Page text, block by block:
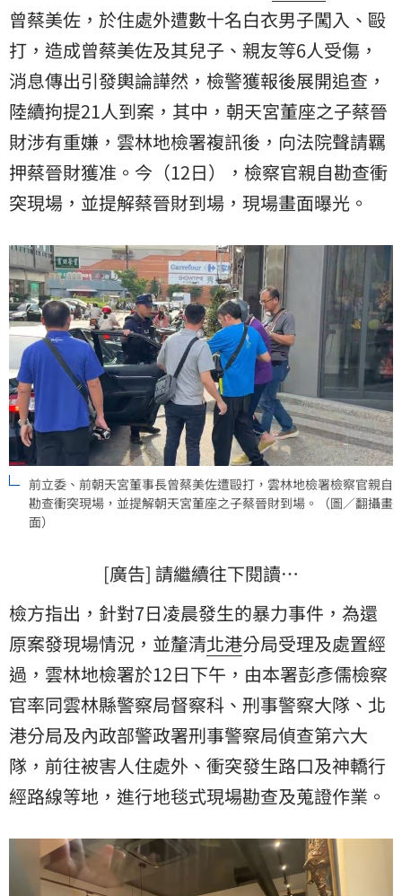
曾蔡美佐，於住處外遭數十名白衣男子闖入、 毆
打 ，造成曾蔡美佐及其兒子、親友等6人受傷，
消息傳出引發輿論譁然，檢警獲報後展開追查，
陸續拘提21人到案，其中，朝天宮董座之子蔡晉
財涉有重嫌，雲林地檢署複訊後，向法院聲請羈
押蔡晉財獲准。今（12日），檢察官親自勘查衝
突現場，並提解蔡晉財到場，現場畫面曝光。
前立委、前朝天宮董事長曾蔡美佐遭毆打，雲林地檢署檢察官親自
勘查衝突現場，並提解朝天宮董座之子蔡晉財到場。（圖／翻攝畫
面）
[廣告] 請繼續往下閱讀…
檢方指出，針對7日凌晨發生的暴力事件，為還
原案發現場情況，並釐清北港分局受理及處置經
過，雲林地檢署於12日下午，由本署彭彥儒檢察
官率同雲林縣警察局督察科、刑事警察大隊、北
港分局及內政部警政署刑事警察局偵查第六大
隊，前往被害人住處外、衝突發生路口及神轎行
經路線等地，進行地毯式現場勘查及蒐證作業。